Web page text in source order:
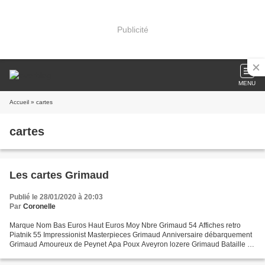
Publicité
MENU
Accueil » cartes
cartes
Les cartes Grimaud
Publié le 28/01/2020 à 20:03
Par Coronelle
Marque Nom Bas Euros Haut Euros Moy Nbre Grimaud 54 Affiches retro
Piatnik 55 Impressionist Masterpieces Grimaud Anniversaire débarquement
Grimaud Amoureux de Peynet Apa Poux Aveyron lozere Grimaud Bataille de